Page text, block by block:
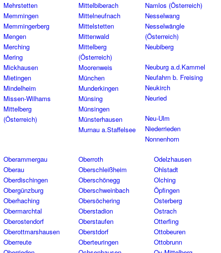
Mehrstetten
Memmingen
Memmingerberg
Mengen
Merching
Mering
Mickhausen
Mietingen
Mindelheim
Missen-Wilhams
Mittelberg
(Österreich)
Mittelbiberach
Mittelneufnach
Mittelstetten
Mittenwald
Mittelberg
(Österreich)
Moorenweis
München
Munderkingen
Münsing
Münsingen
Münsterhausen
Murnau a.Staffelsee
Namlos (Österreich)
Nesselwang
Nesselwängle
(Österreich)
Neubiberg
Neuburg a.d.Kammel
Neufahrn b. Freising
Neukirch
Neuried
Neu-Ulm
Niederrieden
Nonnenhorn
Oberammergau
Oberau
Oberdischingen
Obergünzburg
Oberhaching
Obermarchtal
Oberostendorf
Oberottmarshausen
Oberreute
Oberroth
Oberschleißheim
Oberschönegg
Oberschweinbach
Obersöchering
Oberstadion
Oberstaufen
Oberstdorf
Oberteuringen
Odelzhausen
Ohlstadt
Olching
Öpfingen
Osterberg
Ostrach
Otterfing
Ottobeuren
Ottobrunn